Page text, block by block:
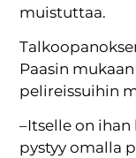
muistuttaa.
Paasin
pelireissuihin
–Itselle on
pystyy omalla